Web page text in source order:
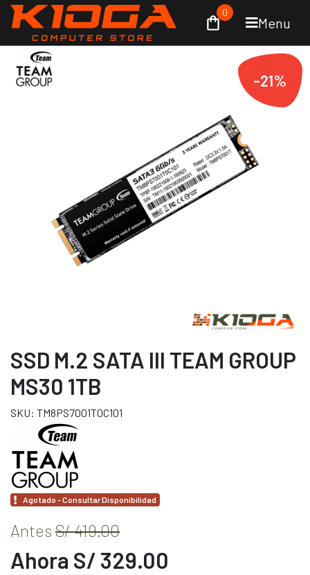
Menu
0
-21%
SSD M.2 SATA III TEAM GROUP
MS30 1TB
SKU: TM8PS7001T0C101
Agotado - Consultar Disponibilidad
Antes S/ 419.00
Ahora S/ 329.00